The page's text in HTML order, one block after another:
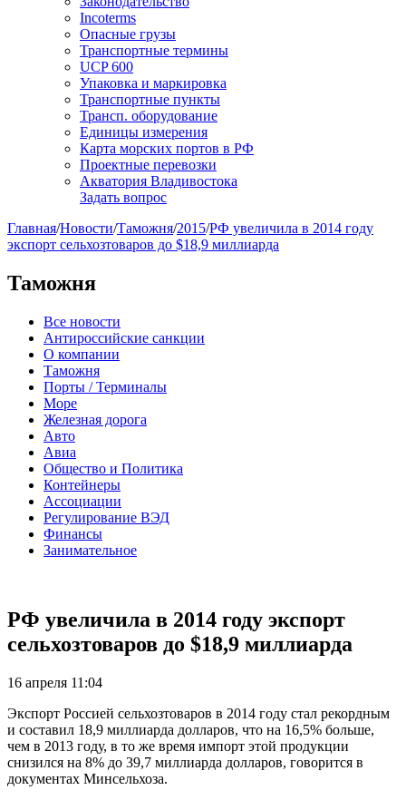
Incoterms
Опасные грузы
Транспортные термины
UCP 600
Упаковка и маркировка
Транспортные пункты
Трансп. оборудование
Единицы измерения
Карта морских портов в РФ
Проектные перевозки
Акватория Владивостока
Задать вопрос
Главная/Новости/Таможня/2015/РФ увеличила в 2014 году
экспорт сельхозтоваров до $18,9 миллиарда
Таможня
Все новости
Антироссийские санкции
О компании
Таможня
Порты / Терминалы
Море
Железная дорога
Авто
Авиа
Общество и Политика
Контейнеры
Ассоциации
Регулирование ВЭД
Финансы
Занимательное
РФ увеличила в 2014 году экспорт
сельхозтоваров до $18,9 миллиарда
16 апреля 11:04
Экспорт Россией сельхозтоваров в 2014 году стал рекордным
и составил 18,9 миллиарда долларов, что на 16,5% больше,
чем в 2013 году, в то же время импорт этой продукции
снизился на 8% до 39,7 миллиарда долларов, говорится в
документах Минсельхоза.